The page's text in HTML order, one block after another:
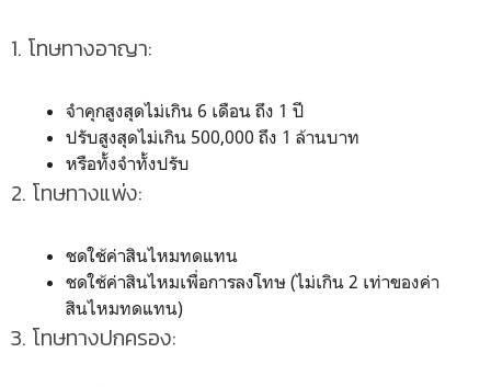
1. โทษทางอาญา:
จำคุกสูงสุดไม่เกิน 6 เดือน ถึง 1 ปี
ปรับสูงสุดไม่เกิน 500,000 ถึง 1 ล้านบาท
หรือทั้งจำทั้งปรับ
2. โทษทางแพ่ง:
ชดใช้ค่าสินไหมทดแทน
ชดใช้ค่าสินไหมเพื่อการลงโทษ (ไม่เกิน 2 เท่าของค่า
สินไหมทดแทน)
3. โทษทางปกครอง: